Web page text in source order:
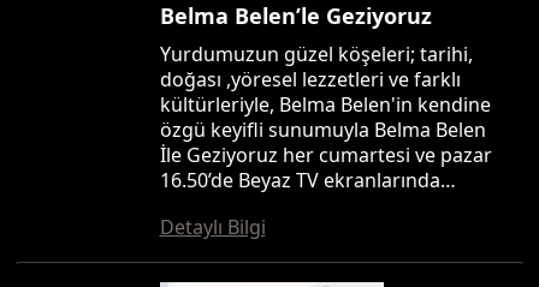
Belma Belen’le Geziyoruz
Yurdumuzun güzel köşeleri; tarihi,
doğası ,yöresel lezzetleri ve farklı
kültürleriyle, Belma Belen'in kendine
özgü keyifli sunumuyla Belma Belen
İle Geziyoruz her cumartesi ve pazar
16.50’de Beyaz TV ekranlarında…
Detaylı Bilgi